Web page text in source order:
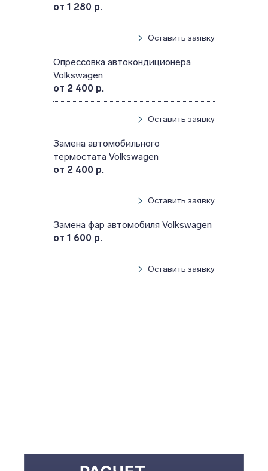
от 1 280 р.
Оставить заявку
Опрессовка автокондиционера
Volkswagen
от 2 400 р.
Оставить заявку
Замена автомобильного
термостата Volkswagen
от 2 400 р.
Оставить заявку
Замена фар автомобиля Volkswagen
от 1 600 р.
Оставить заявку